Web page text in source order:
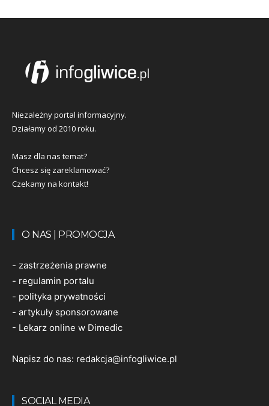
Niezależny portal informacyjny.
Działamy od 2010 roku.
Masz dla nas temat?
Chcesz się zareklamować?
Czekamy na kontakt!
O NAS | PROMOCJA
- zastrzeżenia prawne
- regulamin portalu
- polityka prywatności
- artykuły sponsorowane
- Lekarz online w Dimedic
Napisz do nas: redakcja@infogliwice.pl
SOCIAL MEDIA